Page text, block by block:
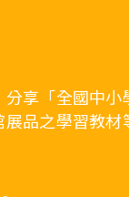
享「全國中
品之學習教材